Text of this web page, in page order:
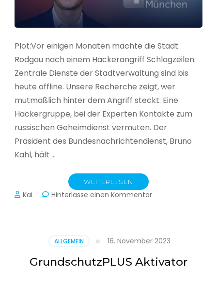
Plot:Vor einigen Monaten machte die Stadt
Rodgau nach einem Hackerangriff Schlagzeilen.
Zentrale Dienste der Stadtverwaltung sind bis
heute offline. Unsere Recherche zeigt, wer
mutmaßlich hinter dem Angriff steckt: Eine
Hackergruppe, bei der Experten Kontakte zum
russischen Geheimdienst vermuten. Der
Präsident des Bundesnachrichtendienst, Bruno
Kahl, hält …
WEITERLESEN
Kai Hinterlasse einen Kommentarzu
Schlacht
im
Netz
ALLGEMEIN 16. November 2023
GrundschutzPLUS Aktivator